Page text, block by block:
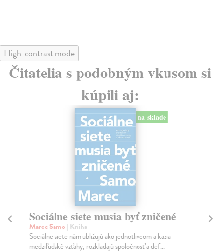
High-contrast mode
Čitatelia s podobným vkusom si
kúpili aj:
na sklade
Sociálne siete musia byť zničené
Marec Samo| Kniha
Sociálne siete nám ubližujú ako jednotlivcom a kazia
medziľudské vzťahy, rozkladajú spoločnosť a def...